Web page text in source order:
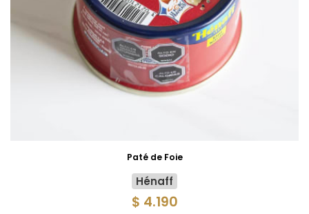
Paté de Foie
Hénaff
$ 4.190